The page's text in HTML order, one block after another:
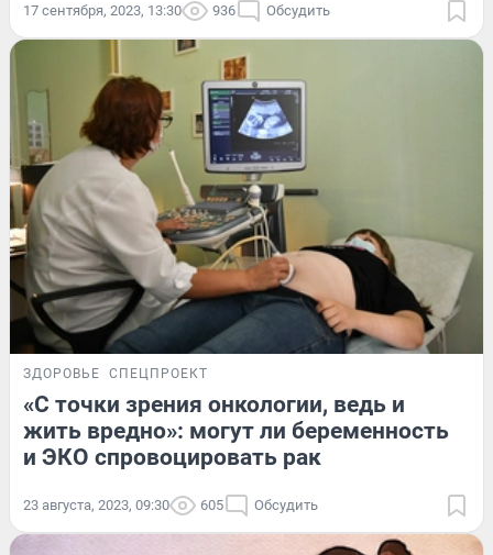
17 сентября, 2023, 13:30 936 Обсудить
ЗДОРОВЬЕ СПЕЦПРОЕКТ
«С точки зрения онкологии, ведь и
жить вредно»: могут ли беременность
и ЭКО спровоцировать рак
23 августа, 2023, 09:30 605 Обсудить